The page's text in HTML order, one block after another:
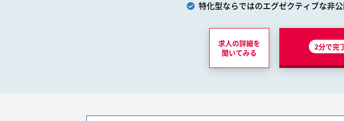
特化型ならではのエグゼクティブな非
求人の詳細を
聞いてみる
2分で完